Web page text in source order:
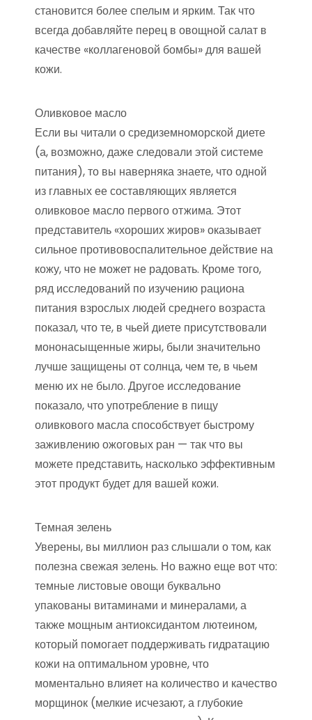
становится более спелым и ярким. Так что
всегда добавляйте перец в овощной салат в
качестве «коллагеновой бомбы» для вашей
кожи.
Оливковое масло
Если вы читали о средиземноморской диете
(а, возможно, даже следовали этой системе
питания), то вы наверняка знаете, что одной
из главных ее составляющих является
оливковое масло первого отжима. Этот
представитель «хороших жиров» оказывает
сильное противовоспалительное действие на
кожу, что не может не радовать. Кроме того,
ряд исследований по изучению рациона
питания взрослых людей среднего возраста
показал, что те, в чьей диете присутствовали
мононасыщенные жиры, были значительно
лучше защищены от солнца, чем те, в чьем
меню их не было. Другое исследование
показало, что употребление в пищу
оливкового масла способствует быстрому
заживлению ожоговых ран — так что вы
можете представить, насколько эффективным
этот продукт будет для вашей кожи.
Темная зелень
Уверены, вы миллион раз слышали о том, как
полезна свежая зелень. Но важно еще вот что:
темные листовые овощи буквально
упакованы витаминами и минералами, а
также мощным антиоксидантом лютеином,
который помогает поддерживать гидратацию
кожи на оптимальном уровне, что
моментально влияет на количество и качество
морщинок (мелкие исчезают, а глубокие